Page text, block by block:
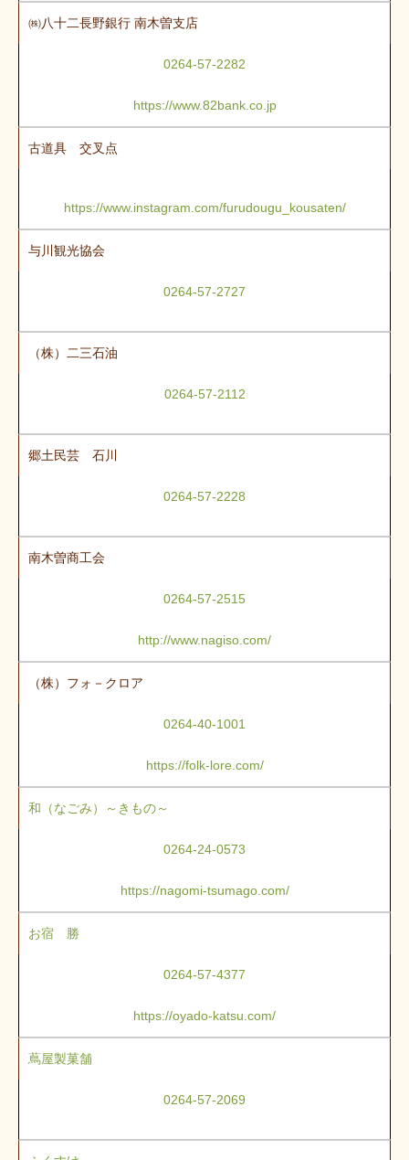
㈱八十二長野銀行 南木曽支店
0264-57-2282
https://www.82bank.co.jp
古道具 交叉点
https://www.instagram.com/furudougu_kousaten/
与川観光協会
0264-57-2727
（株）二三石油
0264-57-2112
郷土民芸 石川
0264-57-2228
南木曽商工会
0264-57-2515
http://www.nagiso.com/
（株）フォ－クロア
0264-40-1001
https://folk-lore.com/
和（なごみ）～きもの～
0264-24-0573
https://nagomi-tsumago.com/
お宿 勝
0264-57-4377
https://oyado-katsu.com/
蔦屋製菓舗
0264-57-2069